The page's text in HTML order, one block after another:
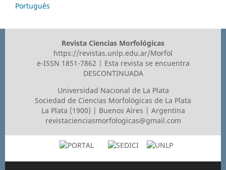
Português
Revista Ciencias Morfológicas
https://revistas.unlp.edu.ar/Morfol
e-ISSN 1851-7862 | Esta revista se encuentra
DESCONTINUADA
Universidad Nacional de La Plata
Sociedad de Ciencias Morfológicas de La Plata
La Plata (1900) | Buenos Aires | Argentina
revistacienciasmorfologicas@gmail.com